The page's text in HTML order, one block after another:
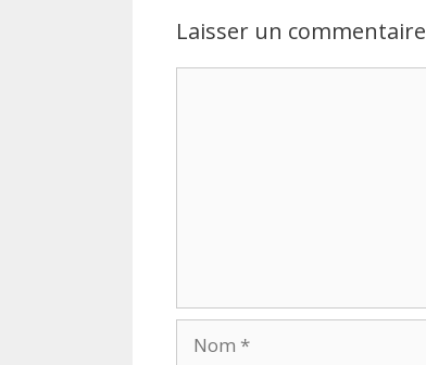
Laisser un commentaire